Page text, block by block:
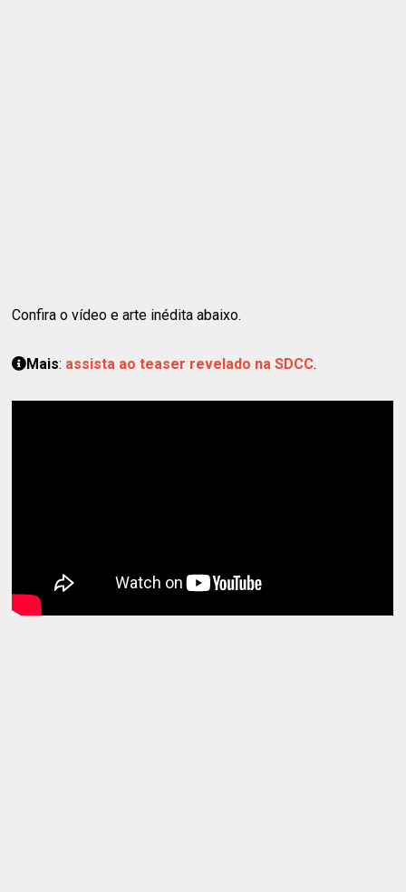
Confira o vídeo e arte inédita abaixo.
Mais: assista ao teaser revelado na SDCC.